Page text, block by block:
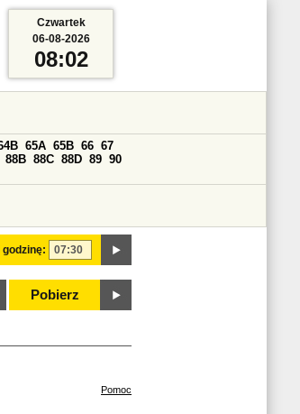
godzinę:
65A 65B 66 67
88B 88C 88D 89 90
Pobierz
Czwartek
06-08-2026
08:02
Pomoc